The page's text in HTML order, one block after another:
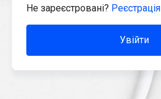
Не зареєстровані? Реєстрація